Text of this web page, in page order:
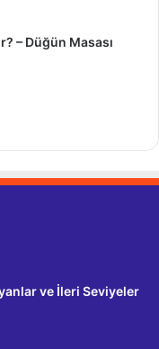
– Düğün Masası
ve İleri Seviyeler